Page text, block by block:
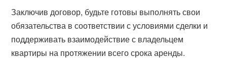
Заключив договор, будьте готовы выполнять свои
обязательства в соответствии с условиями сделки и
поддерживать взаимодействие с владельцем
квартиры на протяжении всего срока аренды.